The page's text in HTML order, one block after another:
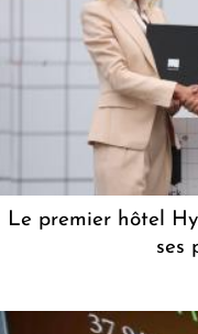
Le premier hôtel
ses